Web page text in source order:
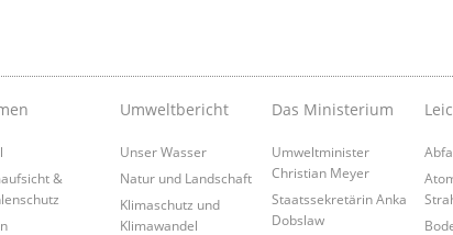
&
Umweltbericht
Unser Wasser
Natur und Landschaft
Klimaschutz und
Klimawandel
Das Ministerium
Umweltminister
Christian Meyer
Staatssekretärin Anka
Dobslaw